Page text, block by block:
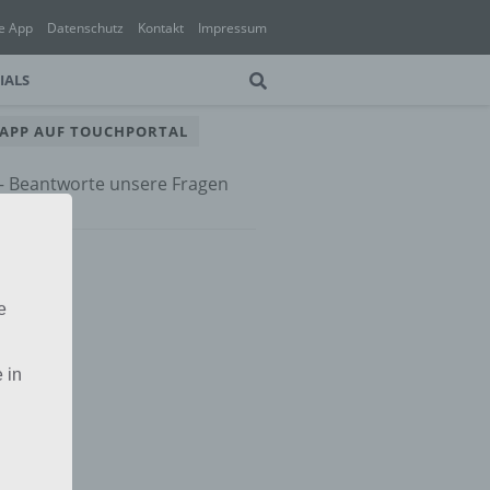
App Datenschutz Kontakt Impressum
AUF TOUCHPORTAL
Beantworte unsere Fragen
in